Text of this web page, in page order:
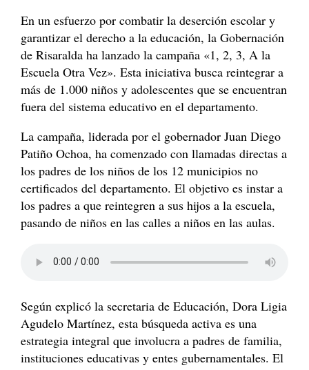
En un esfuerzo por combatir la deserción escolar y
garantizar el derecho a la educación, la Gobernación
de Risaralda ha lanzado la campaña «1, 2, 3, A la
Escuela Otra Vez». Esta iniciativa busca reintegrar a
más de 1.000 niños y adolescentes que se encuentran
fuera del sistema educativo en el departamento.
La campaña, liderada por el gobernador Juan Diego
Patiño Ochoa, ha comenzado con llamadas directas a
los padres de los niños de los 12 municipios no
certificados del departamento. El objetivo es instar a
los padres a que reintegren a sus hijos a la escuela,
pasando de niños en las calles a niños en las aulas.
Según explicó la secretaria de Educación, Dora Ligia
Agudelo Martínez, esta búsqueda activa es una
estrategia integral que involucra a padres de familia,
instituciones educativas y entes gubernamentales. El